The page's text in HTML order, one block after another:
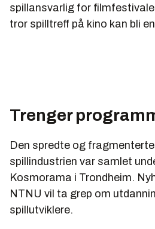
spillansvarlig for
tror spilltreff på kino kan bli
Trenger
Den spredte og
spillindustrien var samlet
Kosmorama i Trondheim.
NTNU vil ta grep om
spillutviklere.